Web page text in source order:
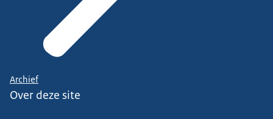
Archief
Over deze site